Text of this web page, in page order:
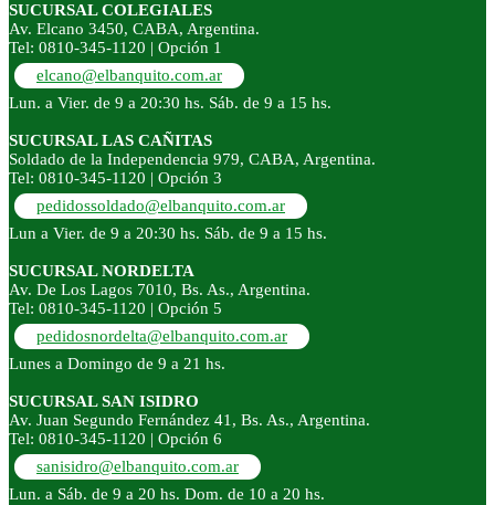
SUCURSAL COLEGIALES
Av. Elcano 3450, CABA, Argentina.
Tel: 0810-345-1120 | Opción 1
elcano@elbanquito.com.ar
Lun. a Vier. de 9 a 20:30 hs. Sáb. de 9 a 15 hs.
SUCURSAL LAS CAÑITAS
Soldado de la Independencia 979, CABA, Argentina.
Tel: 0810-345-1120 | Opción 3
pedidossoldado@elbanquito.com.ar
Lun a Vier. de 9 a 20:30 hs. Sáb. de 9 a 15 hs.
SUCURSAL NORDELTA
Av. De Los Lagos 7010, Bs. As., Argentina.
Tel: 0810-345-1120 | Opción 5
pedidosnordelta@elbanquito.com.ar
Lunes a Domingo de 9 a 21 hs.
SUCURSAL SAN ISIDRO
Av. Juan Segundo Fernández 41, Bs. As., Argentina.
Tel: 0810-345-1120 | Opción 6
sanisidro@elbanquito.com.ar
Lun. a Sáb. de 9 a 20 hs. Dom. de 10 a 20 hs.